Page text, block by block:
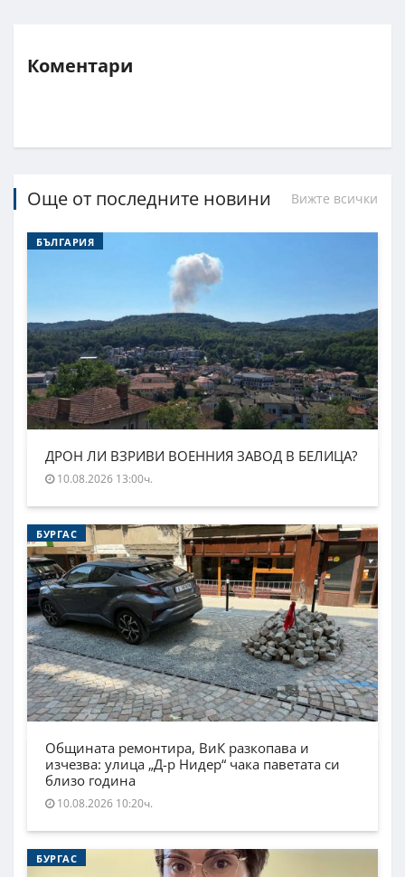
Коментари
Още от последните новини Вижте всички
БЪЛГАРИЯ
ДРОН ЛИ ВЗРИВИ ВОЕННИЯ ЗАВОД В БЕЛИЦА?
10.08.2026 13:00ч.
БУРГАС
Общината ремонтира, ВиК разкопава и
изчезва: улица „Д-р Нидер“ чака паветата си
близо година
10.08.2026 10:20ч.
БУРГАС